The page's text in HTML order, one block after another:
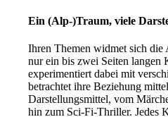
Ein (Alp-)Traum, viele
Ihren Themen widmet sich
nur ein bis zwei Seiten langen
experimentiert dabei mit
betrachtet ihre Beziehung
Darstellungsmittel, vom
hin zum Sci-Fi-Thriller. Jedes